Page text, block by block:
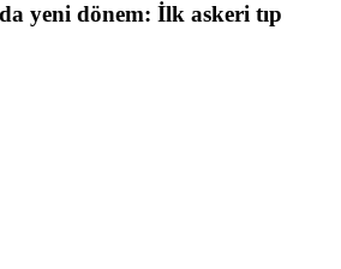
yeni dönem: İlk askeri tıp